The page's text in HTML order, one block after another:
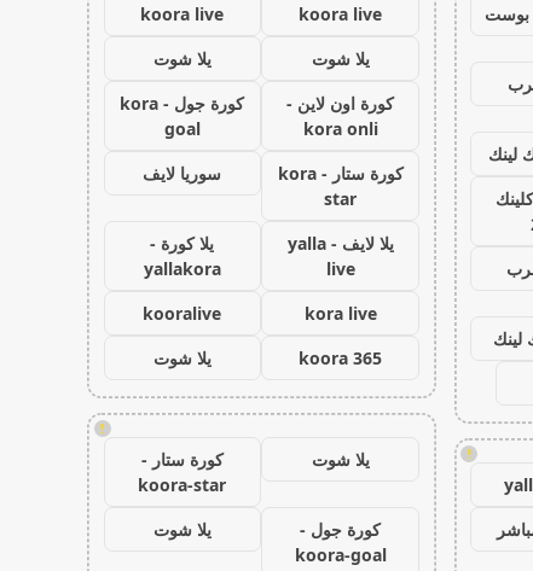
لينك
لينك
!
koora live
koora live
يلا شوت
يلا شوت
كورة اون لاين -
kora onli
كورة جول - kora
goal
كورة ستار - kora
star
سوريا لايف
يلا لايف - yalla
live
يلا كورة -
yallakora
kora live
kooralive
koora 365
يلا شوت
!
يلا شوت
كورة ستار -
koora-star
كورة جول -
koora-goal
يلا شوت